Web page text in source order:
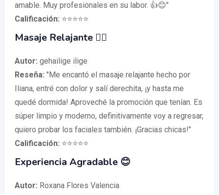
amable. Muy profesionales en su labor. 👍😊"
Calificación: ⭐⭐⭐⭐⭐
Masaje Relajante 💆‍♀️
Autor: gehailige ilige
Reseña: "Me encantó el masaje relajante hecho por
Iliana, entré con dolor y salí derechita, ¡y hasta me
quedé dormida! Aproveché la promoción que tenían. Es
súper limpio y moderno, definitivamente voy a regresar,
quiero probar los faciales también. ¡Gracias chicas!"
Calificación: ⭐⭐⭐⭐⭐
Experiencia Agradable 😊
Autor: Roxana Flores Valencia